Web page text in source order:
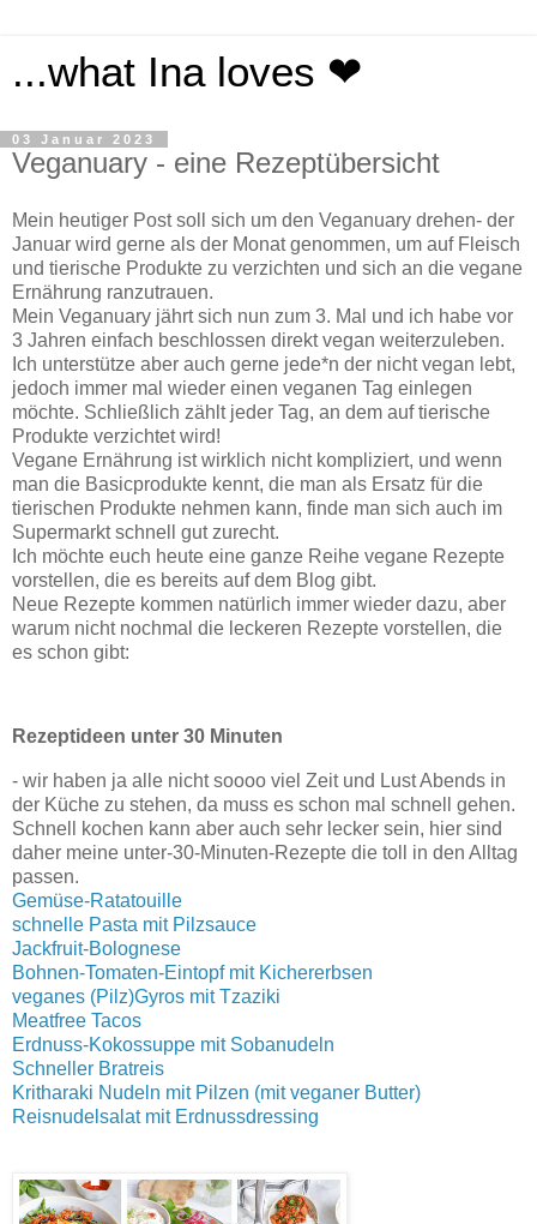
...what Ina loves ❤
03 Januar 2023
Veganuary - eine Rezeptübersicht
Mein heutiger Post soll sich um den Veganuary drehen- der
Januar wird gerne als der Monat genommen, um auf Fleisch
und tierische Produkte zu verzichten und sich an die vegane
Ernährung ranzutrauen.
Mein Veganuary jährt sich nun zum 3. Mal und ich habe vor
3 Jahren einfach beschlossen direkt vegan weiterzuleben.
Ich unterstütze aber auch gerne jede*n der nicht vegan lebt,
jedoch immer mal wieder einen veganen Tag einlegen
möchte. Schließlich zählt jeder Tag, an dem auf tierische
Produkte verzichtet wird!
Vegane Ernährung ist wirklich nicht kompliziert, und wenn
man die Basicprodukte kennt, die man als Ersatz für die
tierischen Produkte nehmen kann, finde man sich auch im
Supermarkt schnell gut zurecht.
Ich möchte euch heute eine ganze Reihe vegane Rezepte
vorstellen, die es bereits auf dem Blog gibt.
Neue Rezepte kommen natürlich immer wieder dazu, aber
warum nicht nochmal die leckeren Rezepte vorstellen, die
es schon gibt:
Rezeptideen unter 30 Minuten
- wir haben ja alle nicht soooo viel Zeit und Lust Abends in
der Küche zu stehen, da muss es schon mal schnell gehen.
Schnell kochen kann aber auch sehr lecker sein, hier sind
daher meine unter-30-Minuten-Rezepte die toll in den Alltag
passen.
Gemüse-Ratatouille
schnelle Pasta mit Pilzsauce
Jackfruit-Bolognese
Bohnen-Tomaten-Eintopf mit Kichererbsen
veganes (Pilz)Gyros mit Tzaziki
Meatfree Tacos
Erdnuss-Kokossuppe mit Sobanudeln
Schneller Bratreis
Kritharaki Nudeln mit Pilzen (mit veganer Butter)
Reisnudelsalat mit Erdnussdressing